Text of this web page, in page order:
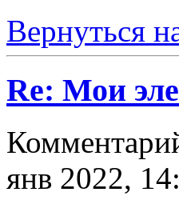
Вернуться
Re: Мои
янв 2022,